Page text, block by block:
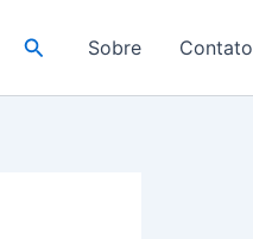
Pesquisar
Sobre Contato